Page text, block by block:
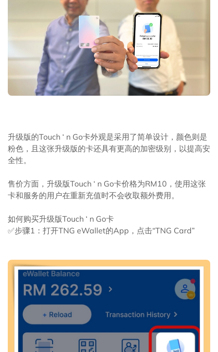
升级版的Touch ‘ n Go卡外观是采用了简单设计，颜色则是
粉色，且这张升级版的卡还具有更高的加密级别，以提高安
全性。
售价方面，升级版Touch ‘ n Go卡价格为RM10，使用这张
卡和服务的用户在重新充值时不会收取额外费用。
如何购买升级版Touch ‘ n Go卡
✅步骤1：打开TNG eWallet的App，点击“TNG Card”